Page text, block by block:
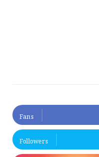
Fans
Followers